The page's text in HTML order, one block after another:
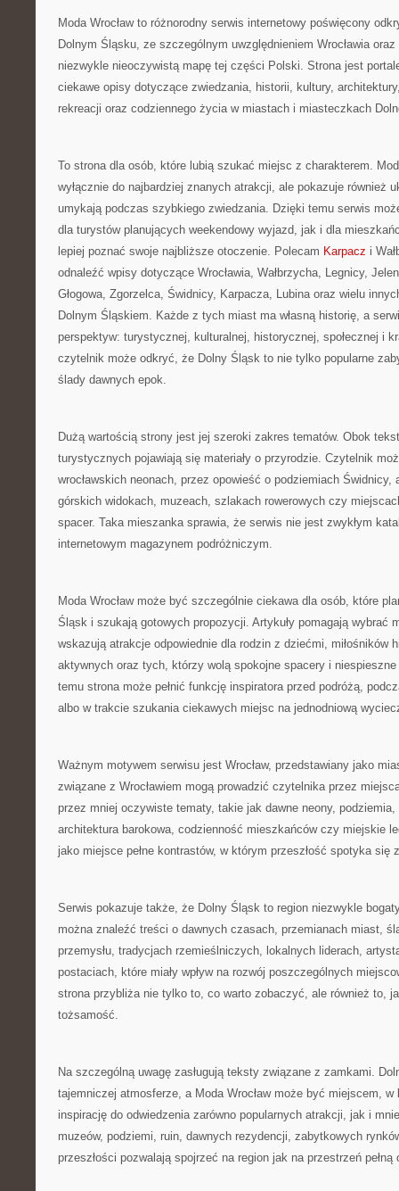
Moda Wrocław to różnorodny serwis internetowy poświęcony
Dolnym Śląsku, ze szczególnym uwzględnieniem Wrocławia
niezwykle nieoczywistą mapę tej części Polski. Strona jest
ciekawe opisy dotyczące zwiedzania, historii, kultury,
rekreacji oraz codziennego życia w miastach i miasteczkach
To strona dla osób, które lubią szukać miejsc z charakterem.
wyłącznie do najbardziej znanych atrakcji, ale pokazuje również
umykają podczas szybkiego zwiedzania. Dzięki temu serwis
dla turystów planujących weekendowy wyjazd, jak i dla
lepiej poznać swoje najbliższe otoczenie. Polecam Karpacz i
odnaleźć wpisy dotyczące Wrocławia, Wałbrzycha, Legnicy,
Głogowa, Zgorzelca, Świdnicy, Karpacza, Lubina oraz wielu
Dolnym Śląskiem. Każde z tych miast ma własną historię, a
perspektyw: turystycznej, kulturalnej, historycznej, społecznej i
czytelnik może odkryć, że Dolny Śląsk to nie tylko popularne
ślady dawnych epok.
Dużą wartością strony jest jej szeroki zakres tematów. Obok
turystycznych pojawiają się materiały o przyrodzie. Czytelnik
wrocławskich neonach, przez opowieść o podziemiach Świdnicy,
górskich widokach, muzeach, szlakach rowerowych czy
spacer. Taka mieszanka sprawia, że serwis nie jest zwykłym
internetowym magazynem podróżniczym.
Moda Wrocław może być szczególnie ciekawa dla osób, które
Śląsk i szukają gotowych propozycji. Artykuły pomagają wybrać
wskazują atrakcje odpowiednie dla rodzin z dziećmi, miłośników
aktywnych oraz tych, którzy wolą spokojne spacery i
temu strona może pełnić funkcję inspiratora przed podróżą,
albo w trakcie szukania ciekawych miejsc na jednodniową
Ważnym motywem serwisu jest Wrocław, przedstawiany jako
związane z Wrocławiem mogą prowadzić czytelnika przez
przez mniej oczywiste tematy, takie jak dawne neony,
architektura barokowa, codzienność mieszkańców czy miejskie
jako miejsce pełne kontrastów, w którym przeszłość spotyka się
Serwis pokazuje także, że Dolny Śląsk to region niezwykle
można znaleźć treści o dawnych czasach, przemianach miast,
przemysłu, tradycjach rzemieślniczych, lokalnych liderach,
postaciach, które miały wpływ na rozwój poszczególnych
strona przybliża nie tylko to, co warto zobaczyć, ale również to,
tożsamość.
Na szczególną uwagę zasługują teksty związane z zamkami.
tajemniczej atmosferze, a Moda Wrocław może być miejscem,
inspirację do odwiedzenia zarówno popularnych atrakcji, jak i
muzeów, podziemi, ruin, dawnych rezydencji, zabytkowych
przeszłości pozwalają spojrzeć na region jak na przestrzeń pełną